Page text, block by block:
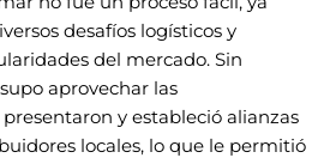
desafíos logísticos y
del mercado. Sin
aprovechar las
y estableció alianzas
locales, lo que le permitió